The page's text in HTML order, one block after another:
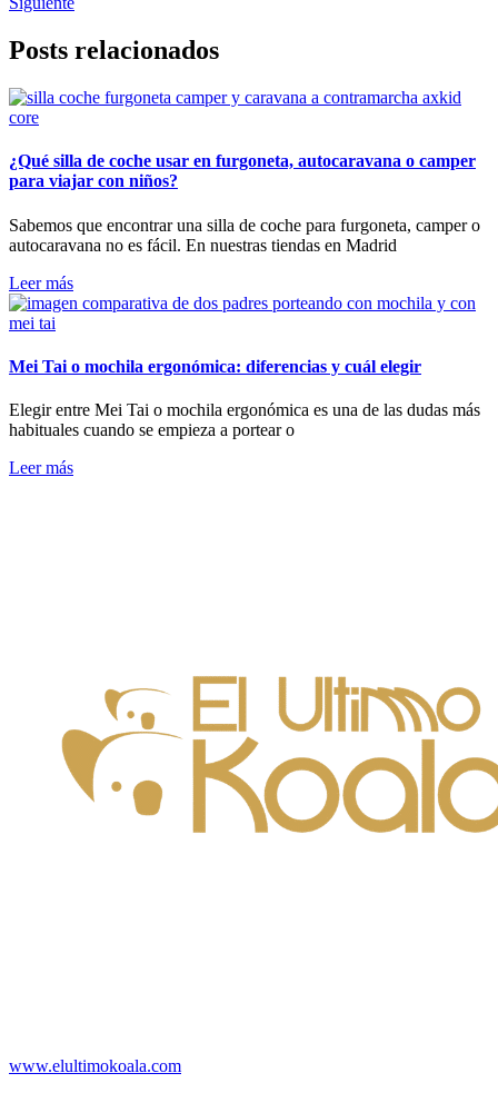
Posts relacionados
¿Qué silla de coche usar en furgoneta, autocaravana o camper
para viajar con niños?
Sabemos que encontrar una silla de coche para furgoneta, camper o
autocaravana no es fácil. En nuestras tiendas en Madrid
Leer más
Mei Tai o mochila ergonómica: diferencias y cuál elegir
Elegir entre Mei Tai o mochila ergonómica es una de las dudas más
habituales cuando se empieza a portear o
Leer más
www.elultimokoala.com